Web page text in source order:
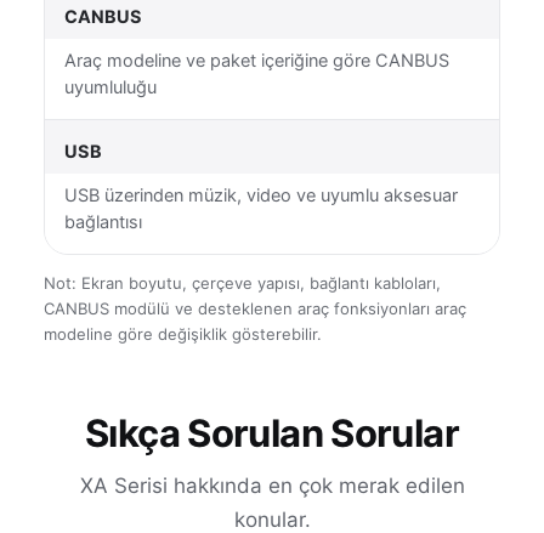
CANBUS
Araç modeline ve paket içeriğine göre CANBUS
uyumluluğu
USB
USB üzerinden müzik, video ve uyumlu aksesuar
bağlantısı
Not: Ekran boyutu, çerçeve yapısı, bağlantı kabloları,
CANBUS modülü ve desteklenen araç fonksiyonları araç
modeline göre değişiklik gösterebilir.
Sıkça Sorulan Sorular
XA Serisi hakkında en çok merak edilen
konular.